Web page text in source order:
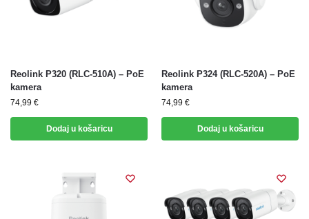
Reolink P320 (RLC-510A) – PoE
kamera
74,99 €
Dodaj u košaricu
Reolink P324 (RLC-520A) – PoE
kamera
74,99 €
Dodaj u košaricu